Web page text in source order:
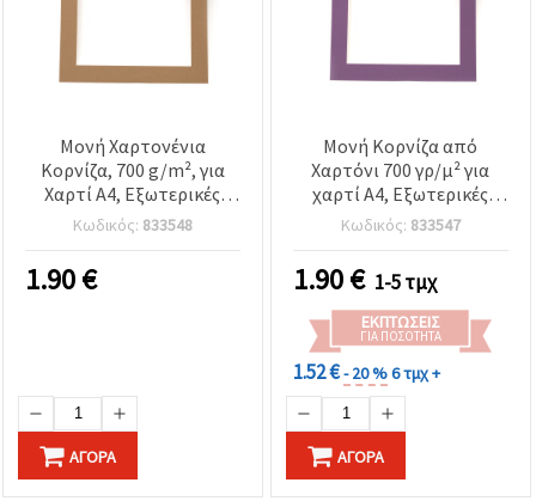
Μονή Χαρτονένια
Κορνίζα, 700 g/m², για
Χαρτί A4, Εξωτερικές
Διαστάσεις 26,4x35 cm,
Καφέ
Κωδικός: 833548
1.90€
ΑΓΟΡΆ
Μονή Κορνίζα από
Χαρτόνι 700 γρ/μ² για
χαρτί A4, Εξωτερικές
διαστάσεις 26,4 x 35 cm,
Μωβ
Κωδικός: 833547
1.90€ 1-5 τμχ
ΕΚΠΤΏΣΕΙΣ
ΓΙΑ ΠΟΣΌΤΗΤΑ
1.52 €- 20 %6 τμχ +
ΑΓΟΡΆ